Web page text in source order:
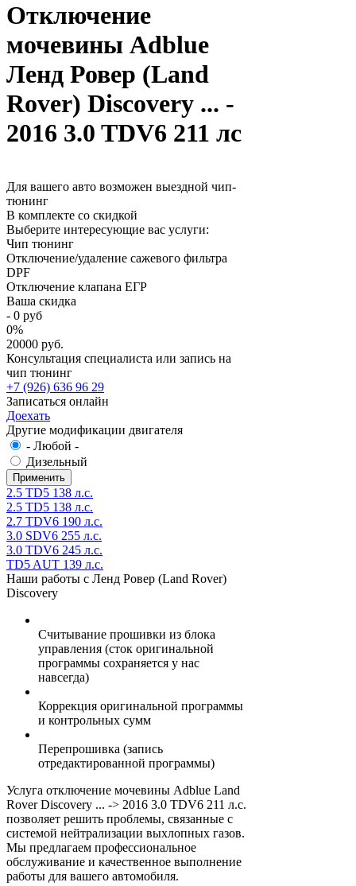
Отключение
мочевины Adblue
Ленд Ровер (Land
Rover) Discovery ... -
2016 3.0 TDV6 211 лс
Для вашего авто возможен выездной чип-
тюнинг
В комплекте со скидкой
Выберите интересующие вас услуги:
Чип тюнинг
Отключение/удаление сажевого фильтра
DPF
Отключение клапана ЕГР
Ваша скидка
- 0 руб
0%
20000 руб.
Консультация специалиста или запись на
чип тюнинг
+7 (926) 636 96 29
Записаться онлайн
Доехать
Другие модификации двигателя
- Любой -
Дизельный
2.5 TD5 138 л.с.
2.5 TD5 138 л.с.
2.7 TDV6 190 л.с.
3.0 SDV6 255 л.с.
3.0 TDV6 245 л.с.
TD5 AUT 139 л.с.
Наши работы с Ленд Ровер (Land Rover)
Discovery
Считывание прошивки из блока
управления (сток оригинальной
программы сохраняется у нас
навсегда)
Коррекция оригинальной программы
и контрольных сумм
Перепрошивка (запись
отредактированной программы)
Услуга отключение мочевины Adblue Land
Rover Discovery ... -> 2016 3.0 TDV6 211 л.с.
позволяет решить проблемы, связанные с
системой нейтрализации выхлопных газов.
Мы предлагаем профессиональное
обслуживание и качественное выполнение
работы для вашего автомобиля.